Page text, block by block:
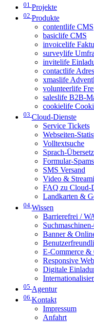
01 Projekte
02 Produkte
contentlife CMS
basiclife CMS
invoicelife
surveylife
invitelife
contactlife
xmaslife
volunteerlife
saleslife B2B-
cookielife
03 Cloud-Dienste
Service Tickets
Webseiten-
Volltextsuche
Sprach-
Formular-
SMS Versand
Video &
FAQ zu Cloud-
Landkarten &
04 Wissen
Barrierefrei /
Banner &
E-Commerce &
Responsive
Digitale
05 Agentur
06 Kontakt
Impressum
Anfahrt